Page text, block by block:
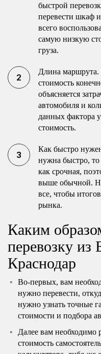
быстрой
перевести шкаф
всего
самую низкую
груза.
Длина
стоимость
объясняется
автомобиля и
данных фактора
стоимость.
Как быстро
нужна быстро, то
как срочная,
выше обычной.
все, чтобы
рынка.
Каким
перевозку из
Краснодар
Во-первых, вам
нужно перевести,
нужно узнать точные
стоимости и подбора
Далее вам необходимо
стоимость